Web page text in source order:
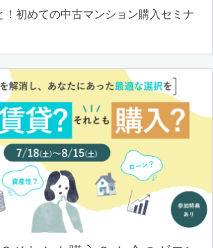
！初めての中古マンション購入セミナ